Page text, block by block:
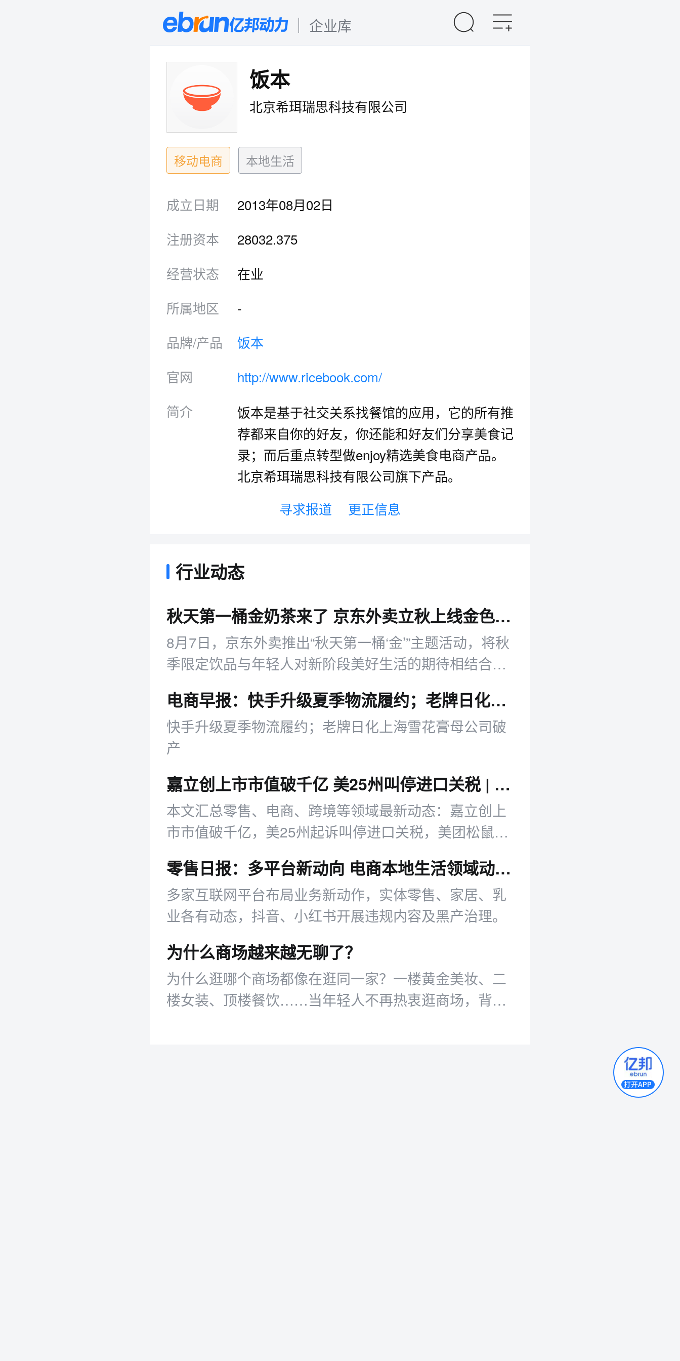
企业库
饭本
北京希珥瑞思科技有限公司
移动电商 本地生活
成立日期
2013年08月02日
注册资本
28032.375
经营状态
在业
所属地区
-
品牌/产品
饭本
官网
http://www.ricebook.com/
简介
饭本是基于社交关系找餐馆的应用，它的所有推
荐都来自你的好友，你还能和好友们分享美食记
录；而后重点转型做enjoy精选美食电商产品。
北京希珥瑞思科技有限公司旗下产品。
寻求报道
更正信息
行业动态
秋天第一桶金奶茶来了 京东外卖立秋上线金色饮品专区 把好运装进奶茶杯
8月7日，京东外卖推出“秋天第一桶‘金’”主题活动，将秋
季限定饮品与年轻人对新阶段美好生活的期待相结合，
电商早报：快手升级夏季物流履约；老牌日化上海雪花膏母公司破产
快手升级夏季物流履约；老牌日化上海雪花膏母公司破
产
嘉立创上市市值破千亿 美25州叫停进口关税 | 邦小白日报
本文汇总零售、电商、跨境等领域最新动态：嘉立创上
市市值破千亿，美25州起诉叫停进口关税，美团松鼠便
零售日报：多平台新动向 电商本地生活领域动作集中释放
多家互联网平台布局业务新动作，实体零售、家居、乳
业各有动态，抖音、小红书开展违规内容及黑产治理。
为什么商场越来越无聊了？
为什么逛哪个商场都像在逛同一家？一楼黄金美妆、二
楼女装、顶楼餐饮……当年轻人不再热衷逛商场，背后